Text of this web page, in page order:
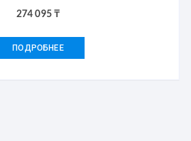
274 095₸
ПОДРОБНЕЕ